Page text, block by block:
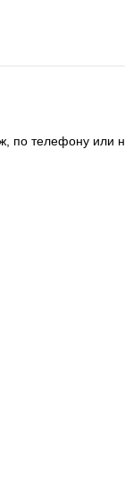
по телефону или